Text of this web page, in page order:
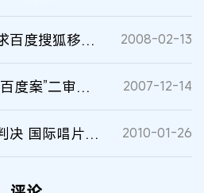
环球索尼华纳要求百度搜狐移除盗版音乐链接 2008-02-13
“国际唱片公司诉百度案”二审即将宣判 2007-12-14
百度MP3侵权案判决 国际唱片协会告百度再败诉 2010-01-26